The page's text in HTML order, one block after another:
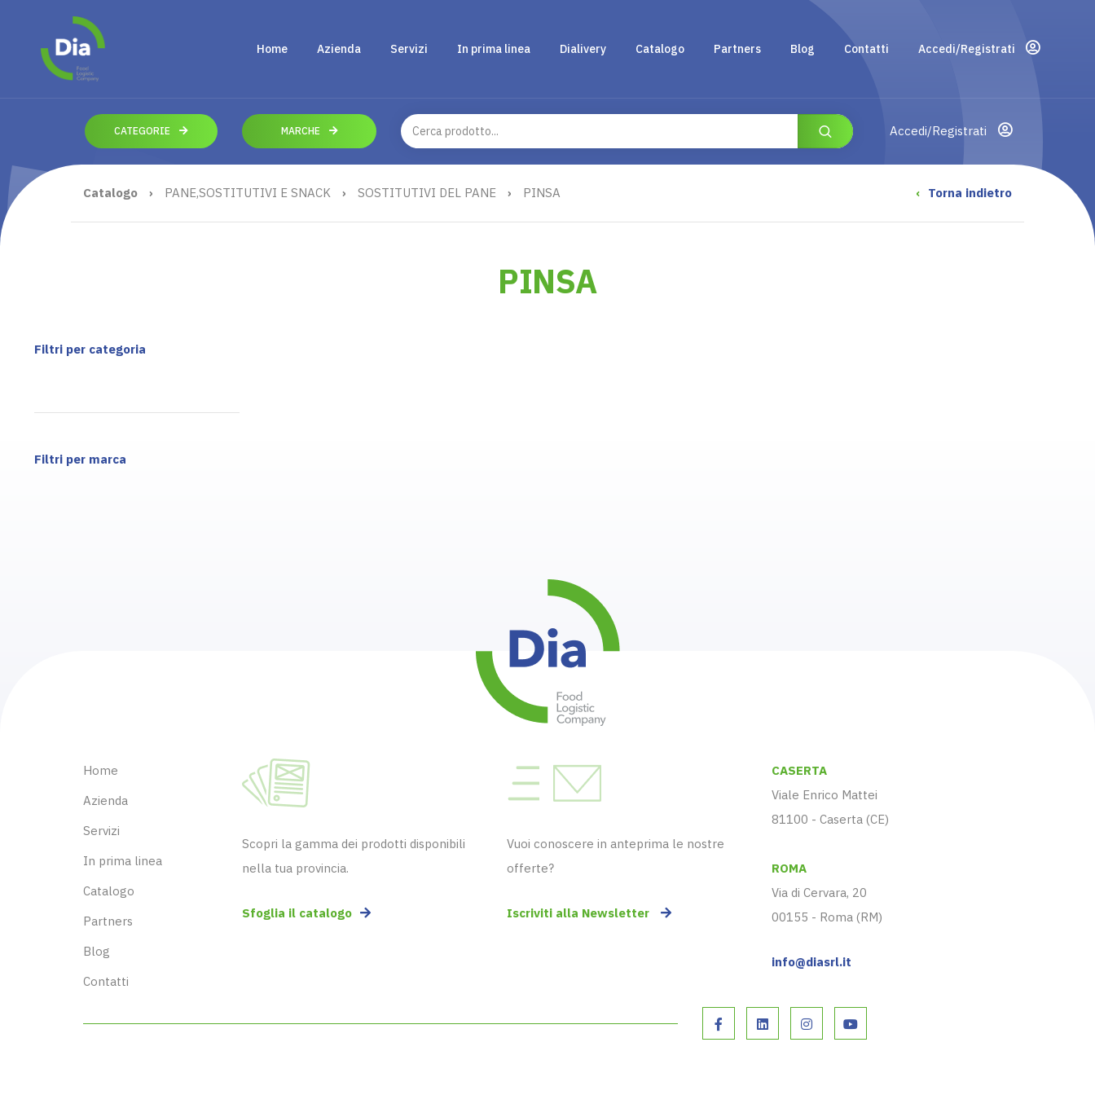
Home Azienda Servizi In prima linea Dialivery Catalogo Partners Blog Contatti Accedi/Registrati
CATEGORIE MARCHE Accedi/Registrati
Catalogo › PANE,SOSTITUTIVI E SNACK › SOSTITUTIVI DEL PANE › PINSA ‹ Torna indietro
PINSA
Filtri per categoria
Filtri per marca
Home
Azienda
Servizi
In prima linea
Catalogo
Partners
Blog
Contatti
Scopri la gamma dei prodotti disponibili
nella tua provincia.
Sfoglia il catalogo
Vuoi conoscere in anteprima le nostre
offerte?
Iscriviti alla Newsletter
CASERTA
Viale Enrico Mattei
81100 - Caserta (CE)
ROMA
Via di Cervara, 20
00155 - Roma (RM)
info@diasrl.it